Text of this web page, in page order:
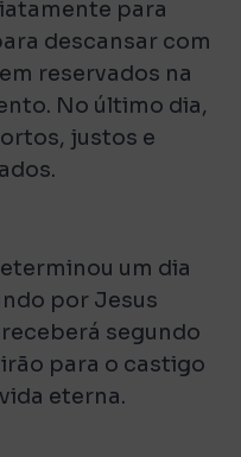
para
descansar com
reservados na
No último dia,
justos e
um dia
por Jesus
segundo
para o castigo
eterna.